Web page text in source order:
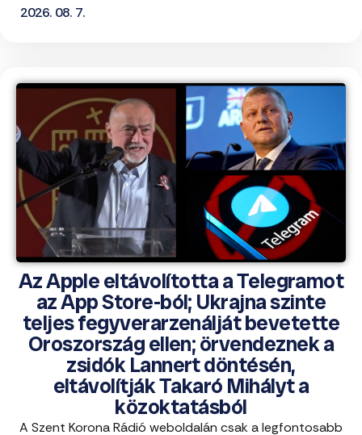
2026. 08. 7.
Az Apple eltávolította a Telegramot
az App Store-ból; Ukrajna szinte
teljes fegyverarzenálját bevetette
Oroszország ellen; örvendeznek a
zsidók Lannert döntésén,
eltávolítják Takaró Mihályt a
közoktatásból
A Szent Korona Rádió weboldalán csak a legfontosabb